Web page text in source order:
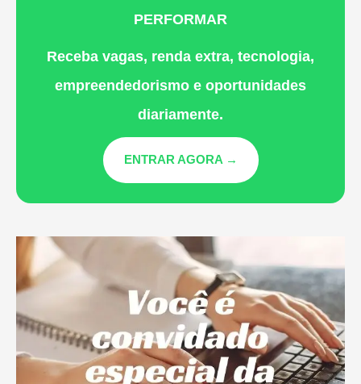
PERFORMAR
Receba vagas, renda extra, tecnologia,
empreendedorismo e oportunidades
diariamente.
ENTRAR AGORA →